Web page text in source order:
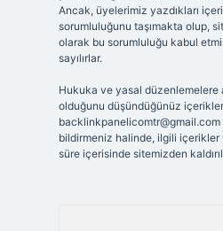
Ancak, üyelerimiz yazdıkları
sorumluluğunu taşımakta olup,
olarak bu sorumluluğu kabul
sayılırlar.
Hukuka ve yasal düzenlemelere
olduğunu düşündüğünüz
backlinkpanelicomtr@gmail.com
bildirmeniz halinde, ilgili içerikler
süre içerisinde sitemizden